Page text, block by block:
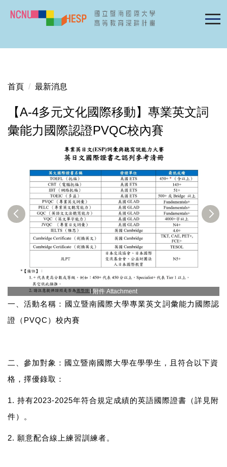
到
區
首頁 最新消息
【A-4多元文化國際移動】專業英文詞
彙能力國際認證PVQC校內賽
l 附件 Attachment
一、活動名稱：國立暨南國際大學專業英文詞彙能力國際認
證（ PVQC ）校內賽
二、參加對象：國立暨南國際大學在學學生 ，且符合以下資
格，擇優錄取：
1. 持有2023-2025年符合規定成績的英語國際證書 （詳見附
件） 。
2. 願意配合線上練習訓練者。